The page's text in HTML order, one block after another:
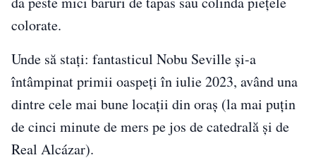
colorate.
Unde să stați: fantasticul Nobu Seville și-a
întâmpinat primii oaspeți în iulie 2023, având una
dintre cele mai bune locații din oraș (la mai puțin
de cinci minute de mers pe jos de catedrală și de
Real Alcázar).